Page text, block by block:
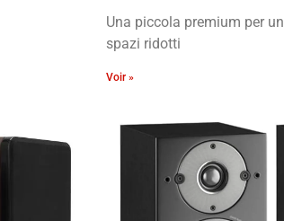
Una piccola premium per
spazi ridotti
Voir »